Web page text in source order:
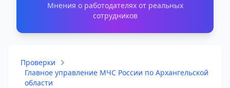
Мнения о работодателях от реальных
сотрудников
Проверки
Главное управление МЧС России по Архангельской
области